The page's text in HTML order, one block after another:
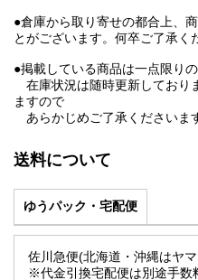
●倉庫から取り寄せの都合上、
とがございます。何卒ご了承く
●掲載している商品は一点限りの
在庫状況は随時更新しており
ますので
あらかじめご了承くださいま
送料について
ゆうパック・宅配便
佐川急便(北海道・沖縄はヤ
※代金引換宅配便は別途手数